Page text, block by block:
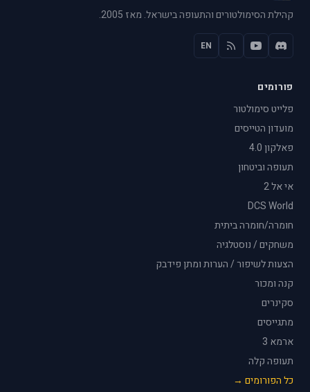
קהילת הסימולטורים והתעופה בישראל. מאז 2005.
EN
פורומים
פלייט סימולטור
מועדון הטייסים
פאלקון 4.0
תעופה וביטחון
אי אל 2
DCS World
חומרה/חומרה ביתית
משחקים / נוסטלגיה
הצעות לשיפור / הערות ומתן פידבק
קנה ומכור
סקינרים
מתגייסים
ארמא 3
תעופה קלה
כל הפורומים →